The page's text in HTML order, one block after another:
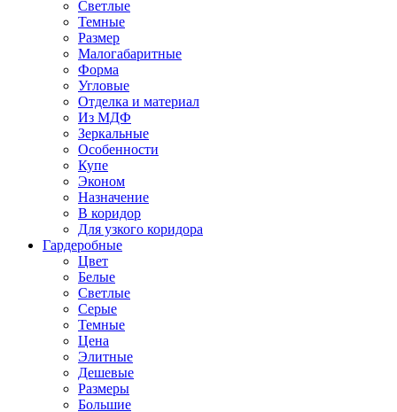
Светлые
Темные
Размер
Малогабаритные
Форма
Угловые
Отделка и материал
Из МДФ
Зеркальные
Особенности
Купе
Эконом
Назначение
В коридор
Для узкого коридора
Гардеробные
Цвет
Белые
Светлые
Серые
Темные
Цена
Элитные
Дешевые
Размеры
Большие